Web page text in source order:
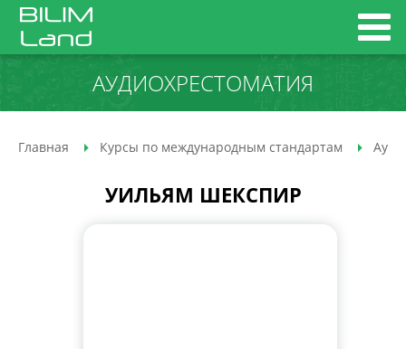
АУДИО­ХРЕСТОМАТИЯ
Главная Курсы по международным стандартам
УИЛЬЯМ ШЕКСПИР